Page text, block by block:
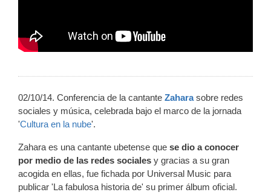
02/10/14. Conferencia de la cantante Zaharasobre redes
sociales y música, celebrada bajo el marco de la jornada
'Cultura en la nube'.
Zahara es una cantante ubetense que se dio a conocer
por medio de las redes sociales y gracias a su gran
acogida en ellas, fue fichada por Universal Music para
publicar 'La fabulosa historia de' su primer álbum oficial.